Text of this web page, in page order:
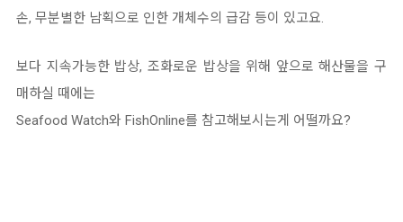
손, 무분별한 남획으로 인한 개체수의 급감 등이 있고요.
보다 지속가능한 밥상, 조화로운 밥상을 위해 앞으로 해산물을 구
매하실 때에는
Seafood Watch와 FishOnline를 참고해보시는게 어떨까요?